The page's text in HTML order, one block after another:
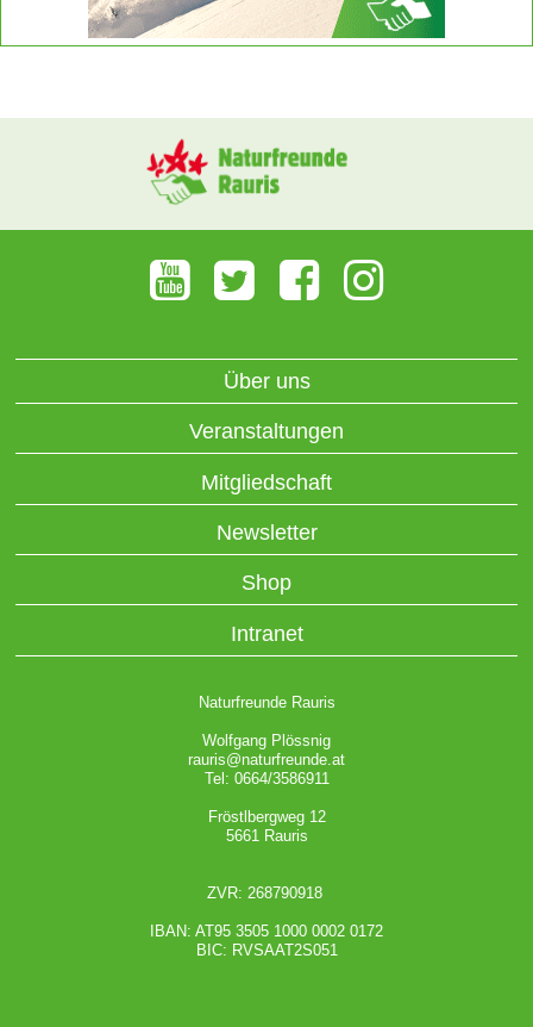
Über uns
Veranstaltungen
Mitgliedschaft
Newsletter
Shop
Intranet
Naturfreunde Rauris
Wolfgang Plössnig
rauris@naturfreunde.at
Tel: 0664/3586911
Fröstlbergweg 12
5661 Rauris
ZVR: 268790918
IBAN: AT95 3505 1000 0002 0172
BIC: RVSAAT2S051